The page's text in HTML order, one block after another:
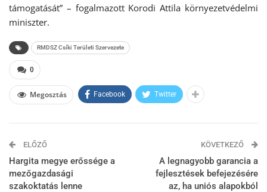
támogatását” – fogalmazott Korodi Attila környezetvédelmi
miniszter.
RMDSZ Csíki Területi Szervezete
0
Megosztás Facebook Twitter
ELŐZŐ
Hargita megye erőssége a
mezőgazdasági
szakoktatás lenne
KÖVETKEZŐ
A legnagyobb garancia a
fejlesztések befejezésére
az, ha uniós alapokból